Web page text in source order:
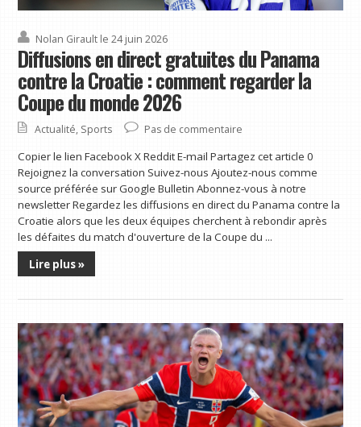
Nolan Girault le 24 juin 2026
Diffusions en direct gratuites du Panama
contre la Croatie : comment regarder la
Coupe du monde 2026
Actualité, Sports Pas de commentaire
Copier le lien Facebook X Reddit E-mail Partagez cet article 0
Rejoignez la conversation Suivez-nous Ajoutez-nous comme
source préférée sur Google Bulletin Abonnez-vous à notre
newsletter Regardez les diffusions en direct du Panama contre la
Croatie alors que les deux équipes cherchent à rebondir après
les défaites du match d'ouverture de la Coupe du ...
Lire plus »